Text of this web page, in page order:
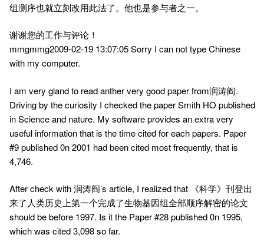
组测序也就立刻改用此法了。他也是参与者之一。
谢谢您的工作与评论！
mmgmmg2009-02-19 13:07:05 Sorry I can not type Chinese
with my computer.
I am very gland to read anther very good paper from润涛阎.
Driving by the curiosity I checked the paper Smith HO published
in Science and nature. My software provides an extra very
useful information that is the time cited for each papers. Paper
#9 published 0n 2001 had been cited most frequently, that is
4,746.
After check with 润涛阎’s article, I realized that 《科学》刊登出
来了人类历史上第一个完成了生物基因组全部顺序解密的论文
should be before 1997. Is it the Paper #28 published 0n 1995,
which was cited 3,098 so far.